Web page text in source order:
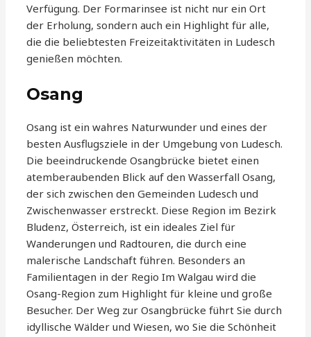
Verfügung. Der Formarinsee ist nicht nur ein Ort
der Erholung, sondern auch ein Highlight für alle,
die die beliebtesten Freizeitaktivitäten in Ludesch
genießen möchten.
Osang
Osang ist ein wahres Naturwunder und eines der
besten Ausflugsziele in der Umgebung von Ludesch.
Die beeindruckende Osangbrücke bietet einen
atemberaubenden Blick auf den Wasserfall Osang,
der sich zwischen den Gemeinden Ludesch und
Zwischenwasser erstreckt. Diese Region im Bezirk
Bludenz, Österreich, ist ein ideales Ziel für
Wanderungen und Radtouren, die durch eine
malerische Landschaft führen. Besonders an
Familientagen in der Regio Im Walgau wird die
Osang-Region zum Highlight für kleine und große
Besucher. Der Weg zur Osangbrücke führt Sie durch
idyllische Wälder und Wiesen, wo Sie die Schönheit